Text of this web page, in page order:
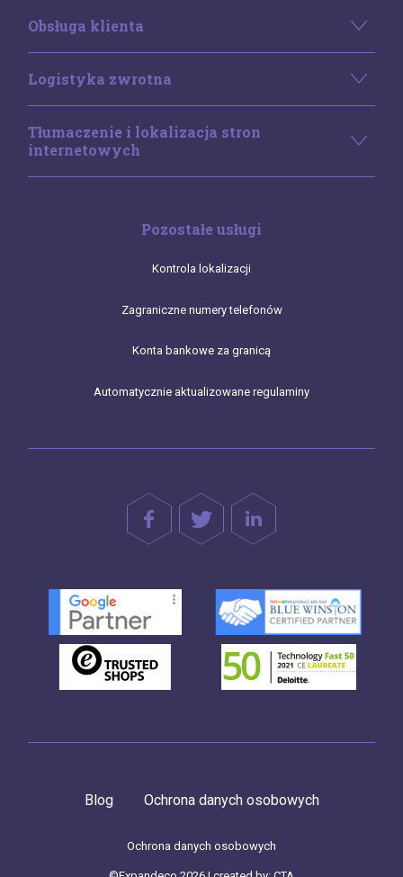
Obsługa klienta
Logistyka zwrotna
Tłumaczenie i lokalizacja stron
internetowych
Pozostałe usługi
Kontrola lokalizacji
Zagraniczne numery telefonów
Konta bankowe za granicą
Automatycznie aktualizowane regulaminy
Blog Ochrona danych osobowych
Ochrona danych osobowych